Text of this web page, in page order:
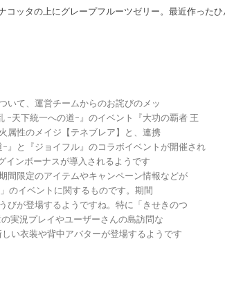
ッタの上にグレープフルーツゼリー。最近作ったひ
いて、運営チームからのお詫びのメッ
-天下統一への道-』のイベント『大功の覇者 王
属性のメイジ【テネブレア】と、連携
』と『ジョイフル』のコラボイベントが開催され
インボーナスが導入されるようです
間限定のアイテムやキャンペーン情報などが
のイベントに関するものです。期間
びが登場するようですね。特に「きせきのつ
実況プレイやユーザーさんの島訪問な
い衣装や背中アバターが登場するようです